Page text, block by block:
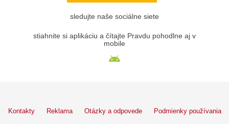
sledujte naše sociálne siete
stiahnite si aplikáciu a čítajte Pravdu pohodlne aj v
mobile
Kontakty Reklama Otázky a odpovede Podmienky používania